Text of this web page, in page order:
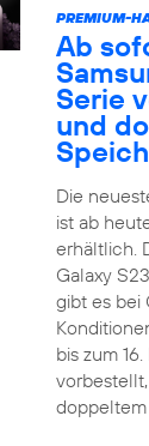
PREMIUM-
Ab
Serie
und
Die
ist ab
erhältlich.
Galaxy
gibt es bei
bis zum